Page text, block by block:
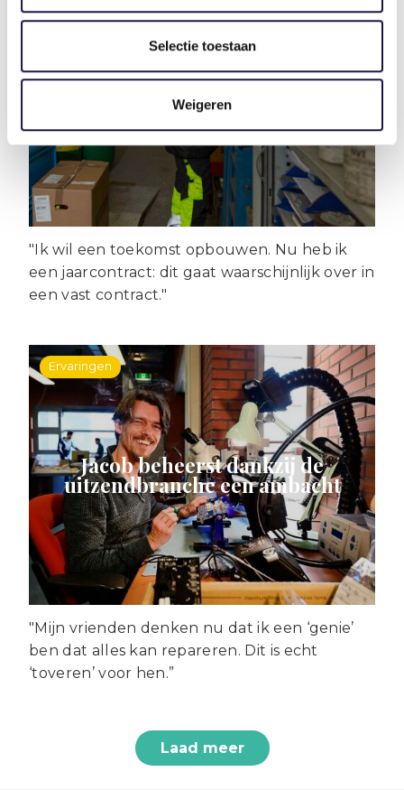
Selectie toestaan
Weigeren
Door de uitzendbranche kan
Selike een bestaan opbouwen in
Nederland
"Ik wil een toekomst opbouwen. Nu heb ik
een jaarcontract: dit gaat waarschijnlijk over in
een vast contract."
Ervaringen
Jacob beheerst dankzij de
uitzendbranche een ambacht
"Mijn vrienden denken nu dat ik een ‘genie’
ben dat alles kan repareren. Dit is echt
‘toveren’ voor hen.”
Laad meer